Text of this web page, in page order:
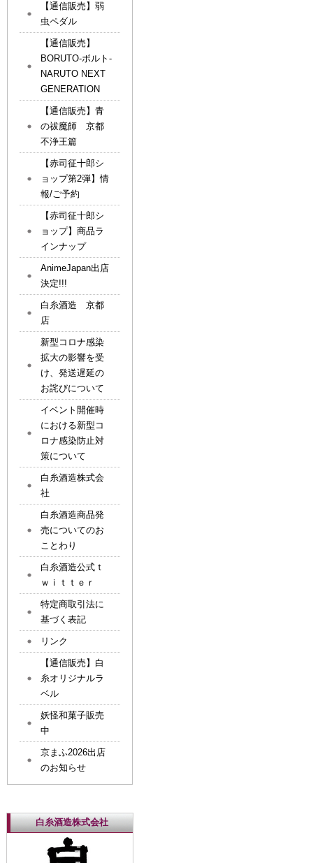
【通信販売】弱
虫ペダル
【通信販売】
BORUTO-ボルト-
NARUTO NEXT
GENERATION
【通信販売】青
の祓魔師 京都
不浄王篇
【赤司征十郎シ
ョップ第2弾】情
報/ご予約
【赤司征十郎シ
ョップ】商品ラ
インナップ
AnimeJapan出店
決定!!!
白糸酒造 京都
店
新型コロナ感染
拡大の影響を受
け、発送遅延の
お詫びについて
イベント開催時
における新型コ
ロナ感染防止対
策について
白糸酒造株式会
社
白糸酒造商品発
売についてのお
ことわり
白糸酒造公式ｔ
ｗｉｔｔｅｒ
特定商取引法に
基づく表記
リンク
【通信販売】白
糸オリジナルラ
ベル
妖怪和菓子販売
中
京まふ2026出店
のお知らせ
白糸酒造株式会社